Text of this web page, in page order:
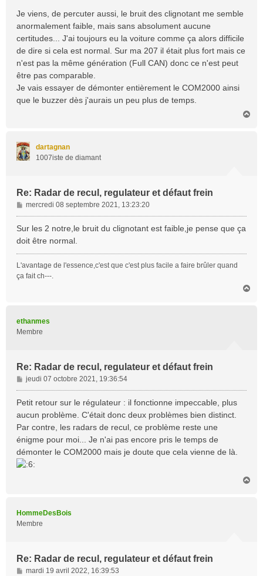
Je viens, de percuter aussi, le bruit des clignotant me semble
anormalement faible, mais sans absolument aucune
certitudes... J'ai toujours eu la voiture comme ça alors difficile
de dire si cela est normal. Sur ma 207 il était plus fort mais ce
n'est pas la même génération (Full CAN) donc ce n'est peut
être pas comparable.
Je vais essayer de démonter entièrement le COM2000 ainsi
que le buzzer dès j'aurais un peu plus de temps.
dartagnan
1007iste de diamant
Re: Radar de recul, regulateur et défaut frein
M
e
s
s
e
mercredi 08 septembre 2021, 13:23:20
Sur les 2 notre,le bruit du clignotant est faible,je pense que ça
doit être normal.
L'avantage de l'essence,c'est que c'est plus facile a faire brûler quand
ça fait ch---.
ethanmes
Membre
Re: Radar de recul, regulateur et défaut frein
M
e
s
g
e
jeudi 07 octobre 2021, 19:36:54
Petit retour sur le régulateur : il fonctionne impeccable, plus
aucun problème. C'était donc deux problèmes bien distinct.
Par contre, les radars de recul, ce problème reste une
énigme pour moi... Je n'ai pas encore pris le temps de
démonter le COM2000 mais je doute que cela vienne de là.
HommeDesBois
Membre
Re: Radar de recul, regulateur et défaut frein
M
mardi 19 avril 2022, 16:39:53